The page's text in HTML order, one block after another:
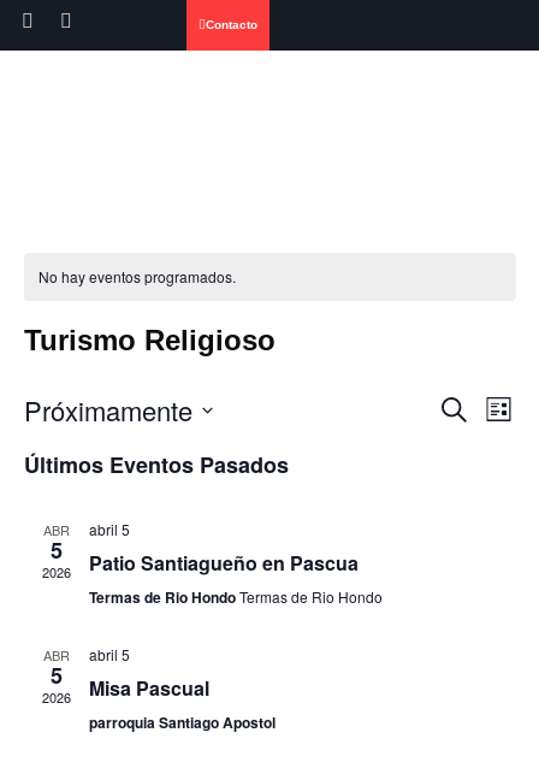
Contacto
No hay eventos programados.
Turismo Religioso
Buscar
Lista
Próximamente
fecha.
Últimos Eventos Pasados
ABR
5
2026
abril 5
Patio Santiagueño en Pascua
Termas de Rio HondoTermas de Rio Hondo
ABR
5
2026
abril 5
Misa Pascual
parroquia Santiago Apostol